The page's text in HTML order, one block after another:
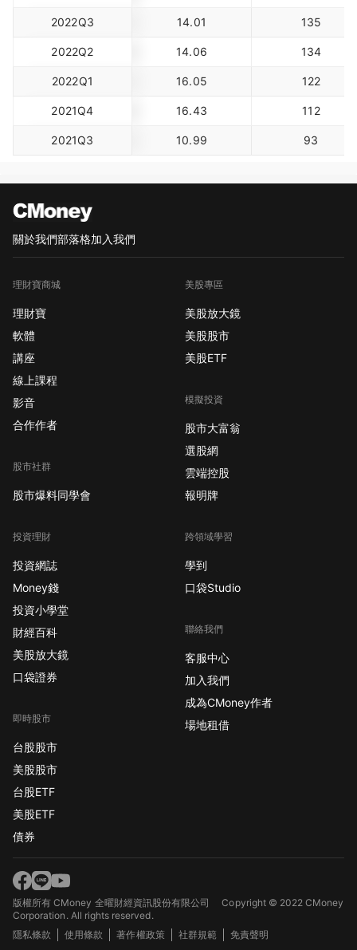
2022Q3 14.01 135
2022Q2 14.06 134
2022Q1 16.05 122
2021Q4 16.43 112
2021Q3 10.99 93
關於我們部落格加入我們
理財寶商城
理財寶
軟體
講座
線上課程
影音
合作作者
股市社群
股市爆料同學會
投資理財
投資網誌
Money錢
投資小學堂
財經百科
美股放大鏡
口袋證券
即時股市
台股股市
美股股市
台股ETF
美股ETF
債券
美股專區
美股放大鏡
美股股市
美股ETF
模擬投資
股市大富翁
選股網
雲端控股
報明牌
跨領域學習
學到
口袋Studio
聯絡我們
客服中心
加入我們
成為CMoney作者
場地租借
版權所有 CMoney 全曜財經資訊股份有限公司Copyright © 2022 CMoney
Corporation. All rights reserved.
隱私條款
使用條款 著作權政策 社群規範 免責聲明